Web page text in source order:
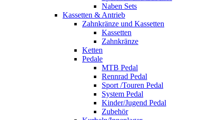
Naben Sets
Kassetten & Antrieb
Zahnkränze und Kassetten
Kassetten
Zahnkränze
Ketten
Pedale
MTB Pedal
Rennrad Pedal
Sport /Touren Pedal
System Pedal
Kinder/Jugend Pedal
Zubehör